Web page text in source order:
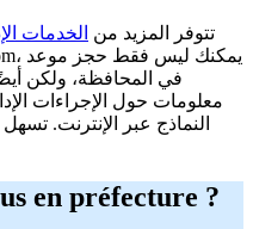
تتوفر المزيد من الخدمات
في المحافظة، ولكن
معلومات حول الإجراءات
النماذج عبر الإنترنت.
en préfecture ?